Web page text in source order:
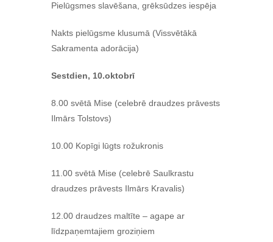
Pielūgsmes slavēšana, grēksūdzes iespēja
Nakts pielūgsme klusumā (Vissvētākā
Sakramenta adorācija)
Sestdien, 10.oktobrī
8.00 svētā Mise (celebrē draudzes prāvests
Ilmārs Tolstovs)
10.00 Kopīgi lūgts rožukronis
11.00 svētā Mise (celebrē Saulkrastu
draudzes prāvests Ilmārs Kravalis)
12.00 draudzes maltīte – agape ar
līdzpaņemtajiem groziņiem